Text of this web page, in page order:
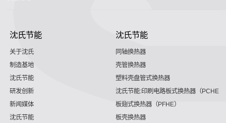
沈氏节能
关于沈氏
制造基地
沈氏节能
研发创新
新闻媒体
沈氏节能
沈氏节能
同轴换热器
壳管换热器
塑料壳盘管式换热器
沈氏节能:印刷电路板式换热器（PCHE）
板翅式换热器（PFHE）
板壳换热器